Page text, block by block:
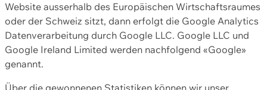
Website ausserhalb des Europäischen Wirtschaftsraumes
oder der Schweiz sitzt, dann erfolgt die Google Analytics
Datenverarbeitung durch Google LLC. Google LLC und
Google Ireland Limited werden nachfolgend «Google»
genannt.